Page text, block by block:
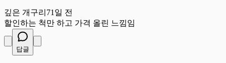
깊은 개구리 71일 전
할인하는 척만 하고 가격 올린 느낌임
답글